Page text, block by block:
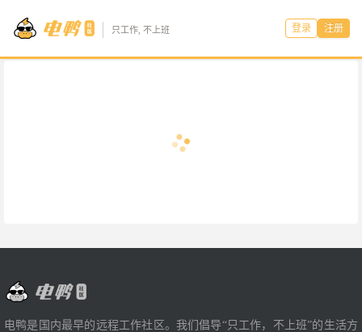
只工作, 不上班 登录 注册
电鸭是国内最早的远程工作社区。我们倡导“只工作，不上班”的生活方